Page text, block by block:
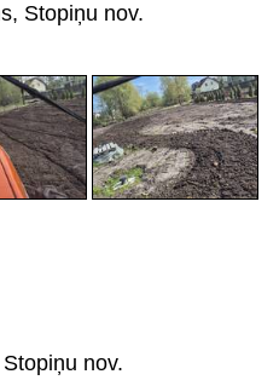
Stopiņu nov.
nov.